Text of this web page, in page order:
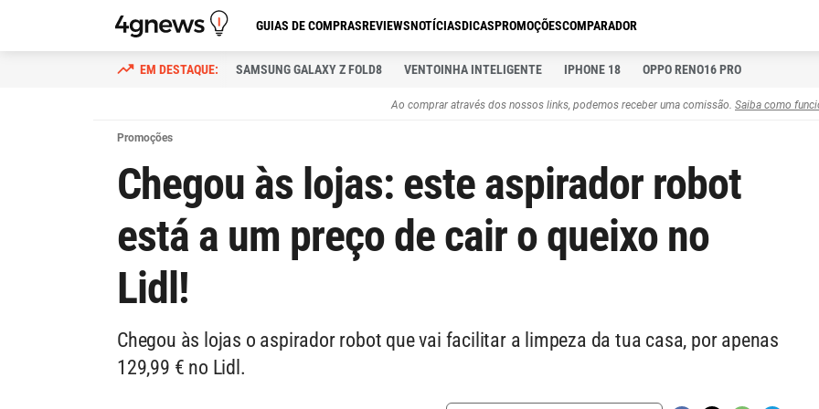
GUIAS DE COMPRASREVIEWSNOTÍCIASDICASPROMOÇÕESCOMPARADOR
SAMSUNG GALAXY Z FOLD8 VENTOINHA INTELIGENTE IPHONE 18 OPPO RENO16 PRO
Ao comprar através dos nossos links, podemos receber uma comissão. Saiba como
Promoções
Chegou às lojas: este aspirador robot
está a um preço de cair o queixo no
Lidl!
Chegou às lojas o aspirador robot que vai facilitar a limpeza da tua casa, por apenas
129,99 € no Lidl.